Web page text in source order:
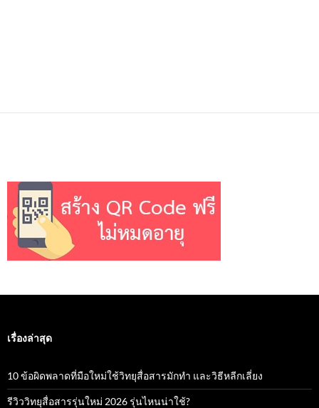
เรื่องล่าสุด
10 ข้อผิดพลาดที่มือใหม่ใช้วิทยุสื่อสารมักทำ และวิธีหลีกเลี่ยง
รีวิววิทยุสื่อสารรุ่นใหม่ 2026 รุ่นไหนน่าใช้?